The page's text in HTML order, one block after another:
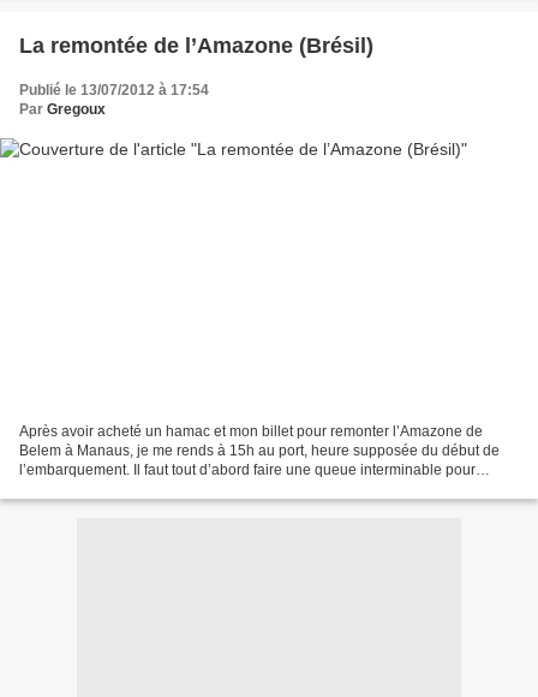
La remontée de l’Amazone (Brésil)
Publié le 13/07/2012 à 17:54
Par Gregoux
Après avoir acheté un hamac et mon billet pour remonter l’Amazone de
Belem à Manaus, je me rends à 15h au port, heure supposée du début de
l’embarquement. Il faut tout d’abord faire une queue interminable pour